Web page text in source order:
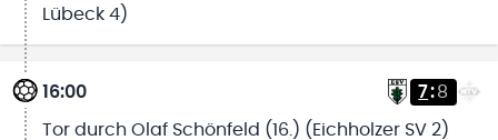
Lübeck 4)
16:00 7:8
Tor durch Olaf Schönfeld (16.) (Eichholzer SV 2)